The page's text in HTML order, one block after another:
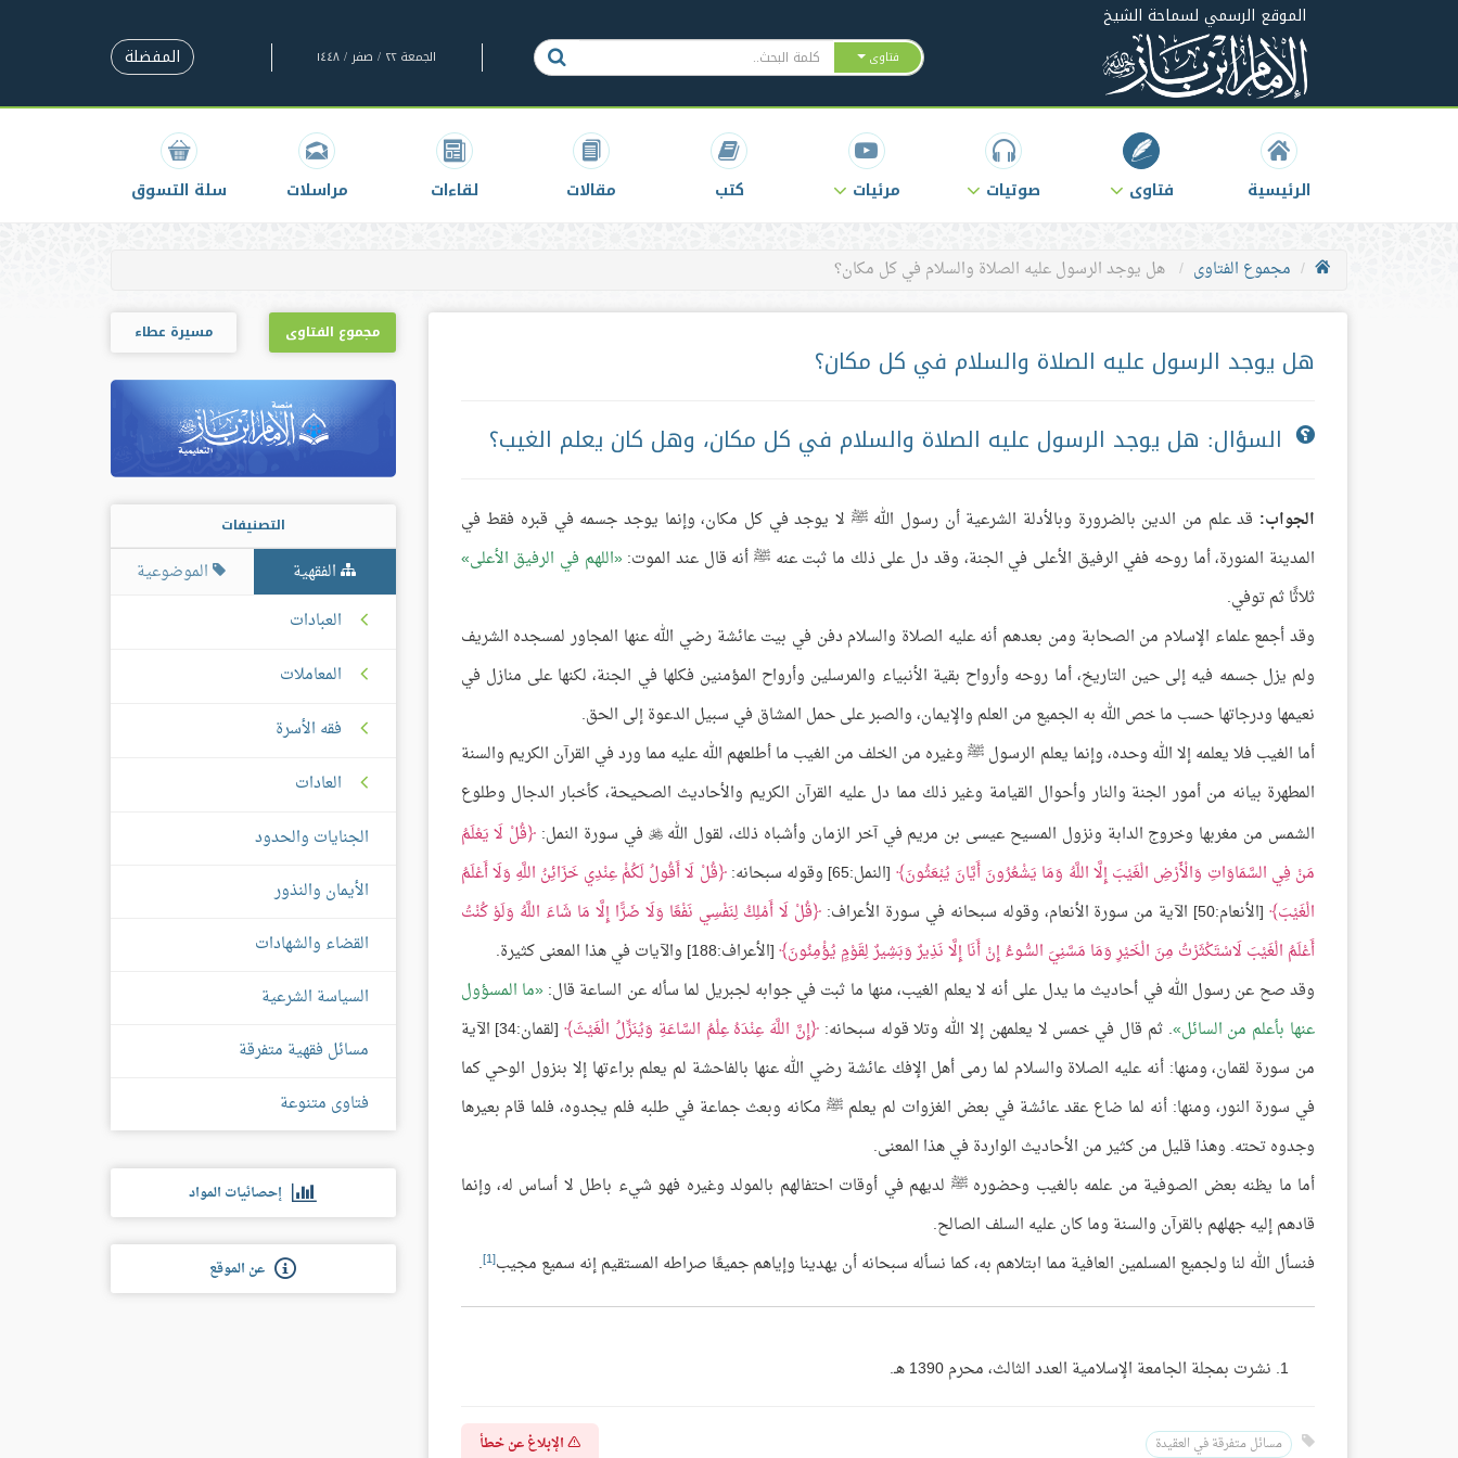
الموقع الرسمي لسماحة الشيخ
فتاوى الجمعة ٢٢ / صفر / ١٤٤٨ المفضلة
الرئيسية فتاوى صوتيات مرئيات كتب مقالات لقاءات مراسلات سلة التسوق
مجموع الفتاوى هل يوجد الرسول عليه الصلاة والسلام في كل مكان؟
هل يوجد الرسول عليه الصلاة والسلام في كل مكان؟
السؤال: هل يوجد الرسول عليه الصلاة والسلام في كل مكان، وهل كان يعلم الغيب؟
الجواب: قد علم من الدين بالضرورة وبالأدلة الشرعية أن رسول الله ﷺ لا يوجد في كل مكان، وإنما يوجد جسمه في قبره فقط في
المدينة المنورة، أما روحه ففي الرفيق الأعلى في الجنة، وقد دل على ذلك ما ثبت عنه ﷺ أنه قال عند الموت: اللهم في الرفيق الأعلى
ثلاثًا ثم توفي.
وقد أجمع علماء الإسلام من الصحابة ومن بعدهم أنه عليه الصلاة والسلام دفن في بيت عائشة رضي الله عنها المجاور لمسجده الشريف
ولم يزل جسمه فيه إلى حين التاريخ، أما روحه وأرواح بقية الأنبياء والمرسلين وأرواح المؤمنين فكلها في الجنة، لكنها على منازل في
نعيمها ودرجاتها حسب ما خص الله به الجميع من العلم والإيمان، والصبر على حمل المشاق في سبيل الدعوة إلى الحق.
أما الغيب فلا يعلمه إلا الله وحده، وإنما يعلم الرسول ﷺ وغيره من الخلف من الغيب ما أطلعهم الله عليه مما ورد في القرآن الكريم والسنة
المطهرة بيانه من أمور الجنة والنار وأحوال القيامة وغير ذلك مما دل عليه القرآن الكريم والأحاديث الصحيحة، كأخبار الدجال وطلوع
الشمس من مغربها وخروج الدابة ونزول المسيح عيسى بن مريم في آخر الزمان وأشباه ذلك، لقول الله في سورة النمل: قُلْ لَا يَعْلَمُ
مَنْ فِي السَّمَاوَاتِ وَالْأَرْضِ الْغَيْبَ إِلَّا اللَّهُ وَمَا يَشْعُرُونَ أَيَّانَ يُبْعَثُونَ [النمل:65] وقوله سبحانه:
قُلْ لَا أَقُولُ لَكُمْْ عِنْدِي خَزَائِنُ اللَّهِ وَلَا أَعْلَمُ
الْغَيْبَ [الأنعام:50] الآية من سورة الأنعام، وقوله سبحانه في سورة الأعراف:
قُلْ لَا أَمْلِكُ لِنَفْسِي نَفْعًا وَلَا ضَرًّا إِلَّا مَا شَاءَ اللَّهُ وَلَوْ كُنْتُ
أَعْلَمُ الْغَيْبَ لَاسْتَكْثَرْتُ مِنَ الْخَيْرِ وَمَا مَسَّنِيَ السُّوءُ إِنْ أَنَا إِلَّا نَذِيرٌ وَبَشِيرٌ لِقَوْمٍ يُؤْمِنُونَ [الأعراف:188] والآيات في هذا المعنى كثيرة.
وقد صح عن رسول الله في أحاديث ما يدل على أنه لا يعلم الغيب، منها ما ثبت في جوابه لجبريل لما سأله عن الساعة قال: ما المسؤول
عنها بأعلم من السائل . ثم قال في خمس لا يعلمهن إلا الله وتلا قوله سبحانه: إِنَّ اللَّهَ عِنْدَهُ عِلْمُ السَّاعَةِ وَيُنَزِّلُ الْغَيْثَ
[لقمان:34] الآية
من سورة لقمان، ومنها: أنه عليه الصلاة والسلام لما رمى أهل الإفك عائشة رضي الله عنها بالفاحشة لم يعلم براءتها إلا بنزول الوحي كما
في سورة النور، ومنها: أنه لما ضاع عقد عائشة في بعض الغزوات لم يعلم ﷺ مكانه وبعث جماعة في طلبه فلم يجدوه، فلما قام بعيرها
وجدوه تحته. وهذا قليل من كثير من الأحاديث الواردة في هذا المعنى.
أما ما يظنه بعض الصوفية من علمه بالغيب وحضوره ﷺ لديهم في أوقات احتفالهم بالمولد وغيره فهو شيء باطل لا أساس له، وإنما
قادهم إليه جهلهم بالقرآن والسنة وما كان عليه السلف الصالح.
فنسأل الله لنا ولجميع المسلمين العافية مما ابتلاهم به، كما نسأله سبحانه أن يهدينا وإياهم جميعًا صراطه المستقيم إنه سميع مجيب[1]
.
نشرت بمجلة الجامعة الإسلامية العدد الثالث، محرم 1390 هـ.
مسائل متفرقة في العقيدة الإبلاغ عن خطأ
مجموع الفتاوى مسيرة عطاء
التصنيفات
الفقهية
الموضوعية
العبادات
المعاملات
فقه الأسرة
العادات
الجنايات والحدود
الأيمان والنذور
القضاء والشهادات
السياسة الشرعية
مسائل فقهية متفرقة
فتاوى متنوعة
إحصائيات المواد
عن الموقع